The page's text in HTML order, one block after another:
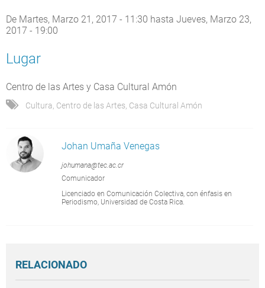
De Martes, Marzo 21, 2017 - 11:30 hasta Jueves, Marzo 23,
2017 - 19:00
Lugar
Centro de las Artes y Casa Cultural Amón
Cultura Centro de las Artes Casa Cultural Amón
Johan Umaña Venegas
johumana@tec.ac.cr
Comunicador
Licenciado en Comunicación Colectiva, con énfasis en
Periodismo, Universidad de Costa Rica.
RELACIONADO